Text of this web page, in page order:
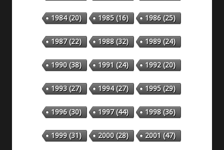
1984(20) 1985(16) 1986(25)
1987(22) 1988(32) 1989(24)
1990(38) 1991 (24) 1992(20)
1993(27) 1994(27) 1995(29)
1996(30) 1997(44) 1998(36)
1999(31) 2000(28) 2001 (47)